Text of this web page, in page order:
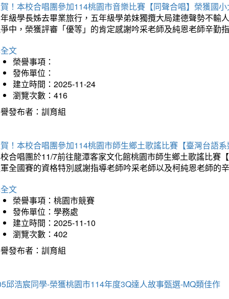
！本校合唱團參加114桃園市音樂比賽【同聲合唱】榮獲國
級學長姊去畢業旅行，五年級學弟妹獨攬大局建德聲勢不輸
中，榮獲評審「優等」的肯定感謝吟采老師及純恩老師辛勤
文
榮譽事項：
發佈單位：
建立時間：2025-11-24
瀏覽次數：416
發布者：訓育組
！本校合唱團參加114桃園市師生鄉土歌謠比賽【臺灣台語
合唱團於11/7前往龍潭客家文化館桃園市師生鄉土歌謠比賽
全國賽的資格特別感謝指導老師吟采老師以及柯純恩老師的
文
榮譽事項：桃園市競賽
發佈單位：學務處
建立時間：2025-11-10
瀏覽次數：402
發布者：訓育組
邱浩宸同學-榮獲桃園市114年度3Q達人故事甄選-MQ類佳作